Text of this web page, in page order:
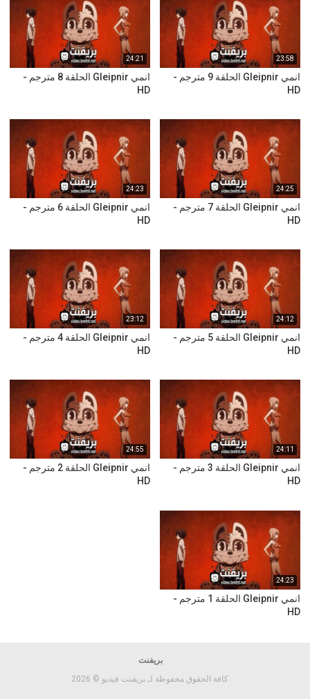
23:58
انمي Gleipnir الحلقة 9 مترجم -
HD
24:21
انمي Gleipnir الحلقة 8 مترجم -
HD
24:25
انمي Gleipnir الحلقة 7 مترجم -
HD
24:23
انمي Gleipnir الحلقة 6 مترجم -
HD
24:12
انمي Gleipnir الحلقة 5 مترجم -
HD
23:12
انمي Gleipnir الحلقة 4 مترجم -
HD
24:11
انمي Gleipnir الحلقة 3 مترجم -
HD
24:55
انمي Gleipnir الحلقة 2 مترجم -
HD
24:23
انمي Gleipnir الحلقة 1 مترجم -
HD
بريفنت
كافة الحقوق محفوظة لـ بريفنت فيديو © 2026